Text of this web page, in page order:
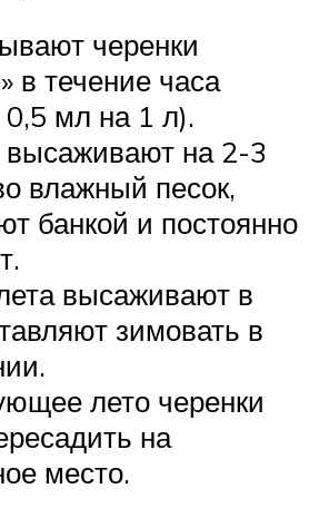
черенки
в течение часа
0,5 мл на 1 л).
на 2-3
влажный песок,
банкой и постоянно
высаживают в
зимовать в
лето черенки
на
место.